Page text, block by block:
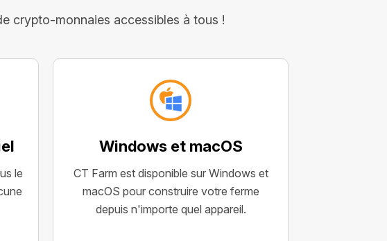
crypto-monnaies accessibles à tous !
le
Windows et macOS
CT Farm est disponible sur Windows et
macOS pour construire votre ferme
depuis n'importe quel appareil.